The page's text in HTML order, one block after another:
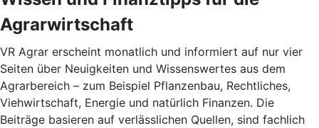
Agrarwirtschaft
VR Agrar erscheint monatlich und informiert auf nur vier
Seiten über Neuigkeiten und Wissenswertes aus dem
Agrarbereich – zum Beispiel Pflanzenbau, Rechtliches,
Viehwirtschaft, Energie und natürlich Finanzen. Die
Beiträge basieren auf verlässlichen Quellen, sind fachlich